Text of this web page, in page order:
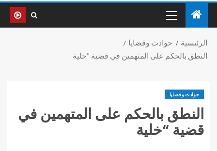
الرئيسية
حوادث وقضايا
النطق بالحكم على المتهمين في قضية “خلية
حوادث وقضايا
النطق بالحكم على المتهمين في
قضية “خلية